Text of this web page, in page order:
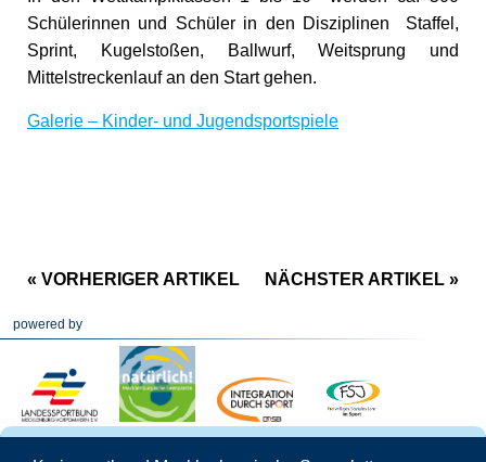
Schülerinnen und Schüler in den Disziplinen Staffel,
Sprint, Kugelstoßen, Ballwurf, Weitsprung und
Mittelstreckenlauf an den Start gehen.
Galerie – Kinder- und Jugendsportspiele
NÄCHSTER ARTIKEL »
« VORHERIGER ARTIKEL
powered by